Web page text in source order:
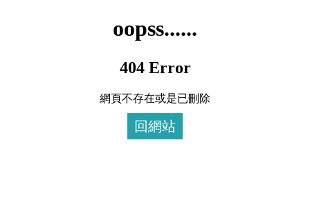
oopss......
404 Error
網頁不存在或是已刪除
回網站